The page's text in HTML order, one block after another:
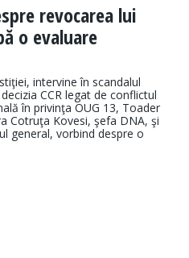
revocarea lui
o evaluare
intervine în scandalul
CCR legat de conflictul
în privinţa OUG 13, Toader
Cotruţa Kovesi, şefa DNA, şi
general, vorbind despre o